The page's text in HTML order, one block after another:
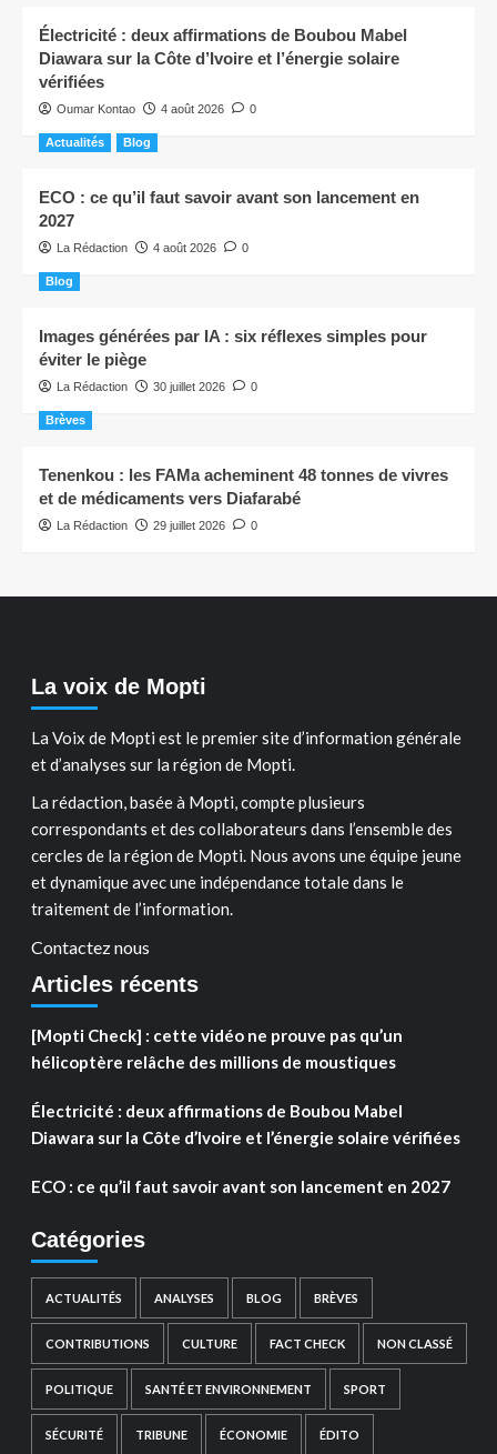
Électricité : deux affirmations de Boubou Mabel
Diawara sur la Côte d’Ivoire et l’énergie solaire
vérifiées
Oumar Kontao 4 août 2026 0
Actualités Blog
ECO : ce qu’il faut savoir avant son lancement en
2027
La Rédaction 4 août 2026 0
Blog
Images générées par IA : six réflexes simples pour
éviter le piège
La Rédaction 30 juillet 2026 0
Brèves
Tenenkou : les FAMa acheminent 48 tonnes de vivres
et de médicaments vers Diafarabé
La Rédaction 29 juillet 2026 0
La voix de Mopti
La Voix de Mopti est le premier site d’information générale
et d’analyses sur la région de Mopti.
La rédaction, basée à Mopti, compte plusieurs
correspondants et des collaborateurs dans l’ensemble des
cercles de la région de Mopti. Nous avons une équipe jeune
et dynamique avec une indépendance totale dans le
traitement de l’information.
Contactez nous
Articles récents
[Mopti Check] : cette vidéo ne prouve pas qu’un
hélicoptère relâche des millions de moustiques
Électricité : deux affirmations de Boubou Mabel
Diawara sur la Côte d’Ivoire et l’énergie solaire vérifiées
ECO : ce qu’il faut savoir avant son lancement en 2027
Catégories
ACTUALITÉS ANALYSES BLOG BRÈVES
CONTRIBUTIONS CULTURE FACT CHECK NON CLASSÉ
POLITIQUE SANTÉ ET ENVIRONNEMENT SPORT
SÉCURITÉ TRIBUNE ÉCONOMIE ÉDITO